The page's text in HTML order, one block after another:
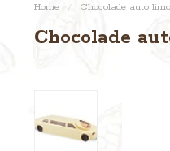
Home / Chocolade auto
Chocolade